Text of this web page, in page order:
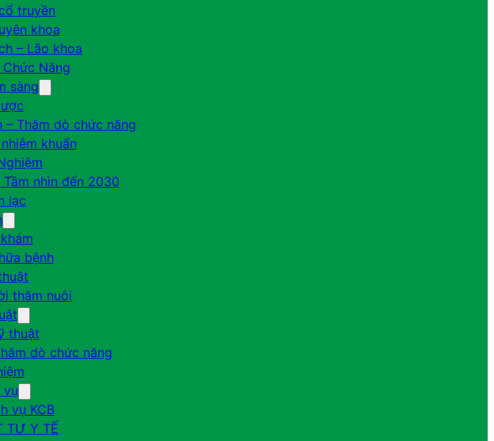
truyền
khoa
– Lão khoa
Năng
sàng
– Thăm dò chức năng
khuẩn
nhìn đến 2030
lạc
bệnh
thăm nuôi
thuật
dò chức năng
vụ
vụ KCB
TƯ Y TẾ